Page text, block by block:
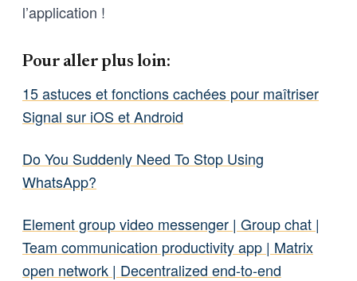
l’application !
Pour aller plus loin:
15 astuces et fonctions cachées pour maîtriser
Signal sur iOS et Android
Do You Suddenly Need To Stop Using
WhatsApp?
Element group video messenger | Group chat |
Team communication productivity app | Matrix
open network | Decentralized end-to-end